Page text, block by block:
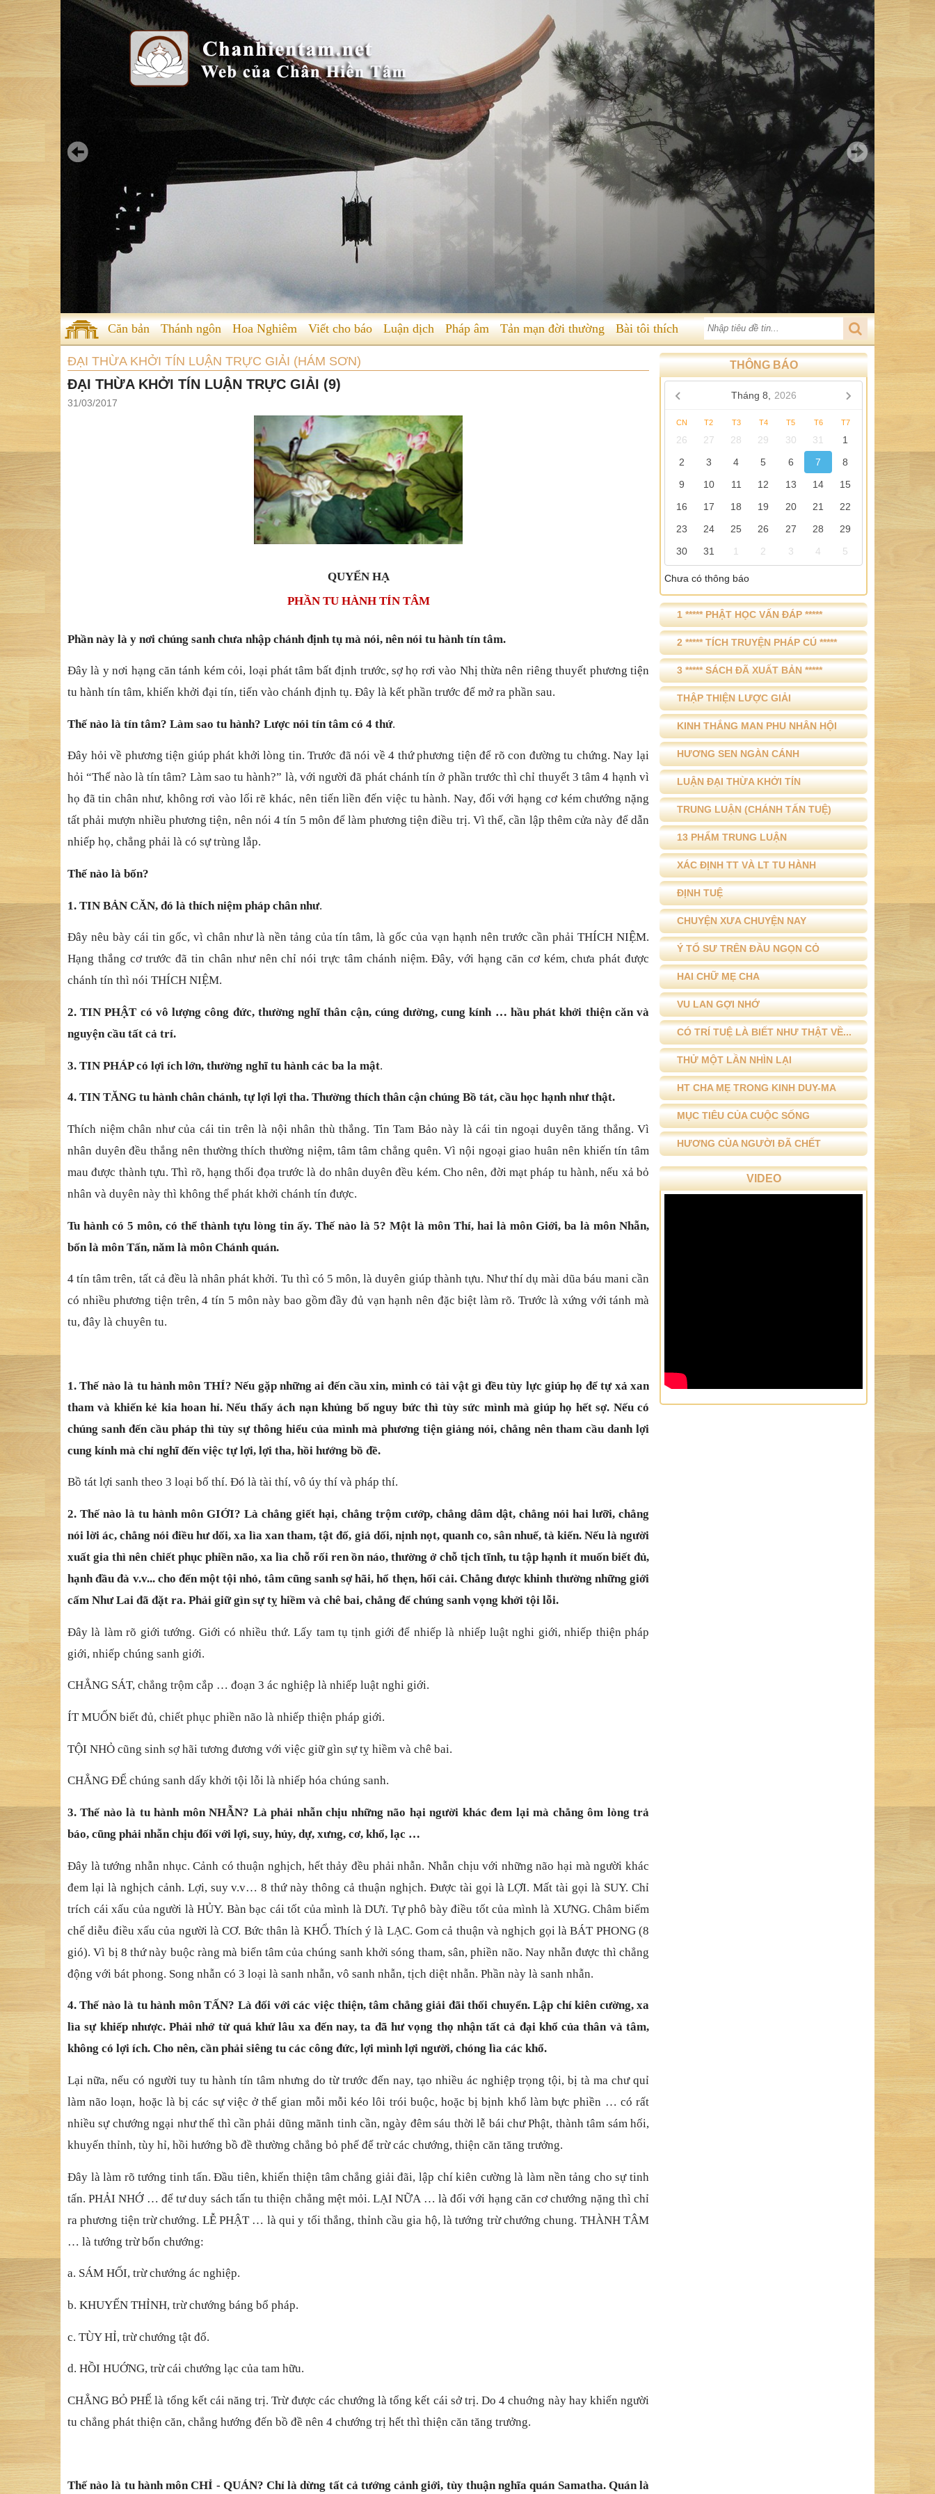
Căn bản Thánh ngôn Hoa Nghiêm Viết cho báo Luận dịch Pháp âm Tản mạn đời thường Bài tôi thích
ĐẠI THỪA KHỞI TÍN LUẬN TRỰC GIẢI (HÁM SƠN)
ĐẠI THỪA KHỞI TÍN LUẬN TRỰC GIẢI (9)
31/03/2017
QUYỂN HẠ
PHẦN TU HÀNH TÍN TÂM
Phần này là y nơi chúng sanh chưa nhập chánh định tụ mà nói, nên nói tu hành tín tâm.
Đây là y nơi hạng căn tánh kém cỏi, loại phát tâm bất định trước, sợ họ rơi vào Nhị thừa nên riêng thuyết phương tiện
tu hành tín tâm, khiến khởi đại tín, tiến vào chánh định tụ. Đây là kết phần trước để mở ra phần sau.
Thế nào là tín tâm? Làm sao tu hành? Lược nói tín tâm có 4 thứ.
Đây hỏi về phương tiện giúp phát khởi lòng tin. Trước đã nói về 4 thứ phương tiện để rõ con đường tu chứng. Nay lại
hỏi “Thế nào là tín tâm? Làm sao tu hành?” là, với người đã phát chánh tín ở phần trước thì chỉ thuyết 3 tâm 4 hạnh vì
họ đã tin chân như, không rơi vào lối rẽ khác, nên tiến liền đến việc tu hành. Nay, đối với hạng cơ kém chướng nặng
tất phải mượn nhiều phương tiện, nên nói 4 tín 5 môn để làm phương tiện điều trị. Vì thế, cần lập thêm cửa này để dẫn
nhiếp họ, chẳng phải là có sự trùng lắp.
Thế nào là bốn?
1. TIN BẢN CĂN, đó là thích niệm pháp chân như.
Đây nêu bày cái tin gốc, vì chân như là nền tảng của tín tâm, là gốc của vạn hạnh nên trước cần phải THÍCH NIỆM.
Hạng thắng cơ trước đã tin chân như nên chỉ nói trực tâm chánh niệm. Đây, với hạng căn cơ kém, chưa phát được
chánh tín thì nói THÍCH NIỆM.
2. TIN PHẬT có vô lượng công đức, thường nghĩ thân cận, cúng dường, cung kính … hầu phát khởi thiện căn và
nguyện cầu tất cả trí.
3. TIN PHÁP có lợi ích lớn, thường nghĩ tu hành các ba la mật.
4. TIN TĂNG tu hành chân chánh, tự lợi lợi tha. Thường thích thân cận chúng Bồ tát, cầu học hạnh như thật.
Thích niệm chân như của cái tin trên là nội nhân thù thắng. Tin Tam Bảo này là cái tin ngoại duyên tăng thắng. Vì
nhân duyên đều thắng nên thường thích thường niệm, tâm tâm chẳng quên. Vì nội ngoại giao huân nên khiến tín tâm
mau được thành tựu. Thì rõ, hạng thối đọa trước là do nhân duyên đều kém. Cho nên, đời mạt pháp tu hành, nếu xả bỏ
nhân và duyên này thì không thể phát khởi chánh tín được.
Tu hành có 5 môn, có thể thành tựu lòng tin ấy. Thế nào là 5? Một là môn Thí, hai là môn Giới, ba là môn Nhẫn,
bốn là môn Tấn, năm là môn Chánh quán.
4 tín tâm trên, tất cả đều là nhân phát khởi. Tu thì có 5 môn, là duyên giúp thành tựu. Như thí dụ mài dũa báu mani cần
có nhiều phương tiện trên, 4 tín 5 môn này bao gồm đầy đủ vạn hạnh nên đặc biệt làm rõ. Trước là xứng với tánh mà
tu, đây là chuyên tu.
1. Thế nào là tu hành môn THÍ? Nếu gặp những ai đến cầu xin, mình có tài vật gì đều tùy lực giúp họ để tự xả xan
tham và khiến kẻ kia hoan hỉ. Nếu thấy ách nạn khủng bố nguy bức thì tùy sức mình mà giúp họ hết sợ. Nếu có
chúng sanh đến cầu pháp thì tùy sự thông hiểu của mình mà phương tiện giảng nói, chẳng nên tham cầu danh lợi
cung kính mà chỉ nghĩ đến việc tự lợi, lợi tha, hồi hướng bồ đề.
Bồ tát lợi sanh theo 3 loại bố thí. Đó là tài thí, vô úy thí và pháp thí.
2. Thế nào là tu hành môn GIỚI? Là chẳng giết hại, chẳng trộm cướp, chẳng dâm dật, chẳng nói hai lưỡi, chẳng
nói lời ác, chẳng nói điều hư dối, xa lìa xan tham, tật đố, giả dối, nịnh nọt, quanh co, sân nhuế, tà kiến. Nếu là người
xuất gia thì nên chiết phục phiền não, xa lìa chỗ rối ren ồn náo, thường ở chỗ tịch tĩnh, tu tập hạnh ít muốn biết đủ,
hạnh đầu đà v.v... cho đến một tội nhỏ, tâm cũng sanh sợ hãi, hổ thẹn, hối cải. Chẳng được khinh thường những giới
cấm Như Lai đã đặt ra. Phải giữ gìn sự tỵ hiềm và chê bai, chẳng để chúng sanh vọng khởi tội lỗi.
Đây là làm rõ giới tướng. Giới có nhiều thứ. Lấy tam tụ tịnh giới để nhiếp là nhiếp luật nghi giới, nhiếp thiện pháp
giới, nhiếp chúng sanh giới.
CHẲNG SÁT, chẳng trộm cắp … đoạn 3 ác nghiệp là nhiếp luật nghi giới.
ÍT MUỐN biết đủ, chiết phục phiền não là nhiếp thiện pháp giới.
TỘI NHỎ cũng sinh sợ hãi tương đương với việc giữ gìn sự tỵ hiềm và chê bai.
CHẲNG ĐỂ chúng sanh dấy khởi tội lỗi là nhiếp hóa chúng sanh.
3. Thế nào là tu hành môn NHẪN? Là phải nhẫn chịu những não hại người khác đem lại mà chẳng ôm lòng trả
báo, cũng phải nhẫn chịu đối với lợi, suy, hủy, dự, xưng, cơ, khổ, lạc …
Đây là tướng nhẫn nhục. Cảnh có thuận nghịch, hết thảy đều phải nhẫn. Nhẫn chịu với những não hại mà người khác
đem lại là nghịch cảnh. Lợi, suy v.v… 8 thứ này thông cả thuận nghịch. Được tài gọi là LỢI. Mất tài gọi là SUY. Chỉ
trích cái xấu của người là HỦY. Bàn bạc cái tốt của mình là DƯï. Tự phô bày điều tốt của mình là XƯNG. Châm biếm
chế diễu điều xấu của người là CƠ. Bức thân là KHỔ. Thích ý là LẠC. Gom cả thuận và nghịch gọi là BÁT PHONG (8
gió). Vì bị 8 thứ này buộc ràng mà biển tâm của chúng sanh khởi sóng tham, sân, phiền não. Nay nhẫn được thì chẳng
động với bát phong. Song nhẫn có 3 loại là sanh nhẫn, vô sanh nhẫn, tịch diệt nhẫn. Phần này là sanh nhẫn.
4. Thế nào là tu hành môn TẤN? Là đối với các việc thiện, tâm chẳng giải đãi thối chuyển. Lập chí kiên cường, xa
lìa sự khiếp nhược. Phải nhớ từ quá khứ lâu xa đến nay, ta đã hư vọng thọ nhận tất cả đại khổ của thân và tâm,
không có lợi ích. Cho nên, cần phải siêng tu các công đức, lợi mình lợi người, chóng lìa các khổ.
Lại nữa, nếu có người tuy tu hành tín tâm nhưng do từ trước đến nay, tạo nhiều ác nghiệp trọng tội, bị tà ma chư quỉ
làm não loạn, hoặc là bị các sự việc ở thế gian mỗi mỗi kéo lôi trói buộc, hoặc bị bịnh khổ làm bực phiền … có rất
nhiều sự chướng ngại như thế thì cần phải dũng mãnh tinh cần, ngày đêm sáu thời lễ bái chư Phật, thành tâm sám hối,
khuyến thỉnh, tùy hỉ, hồi hướng bồ đề thường chẳng bỏ phế để trừ các chướng, thiện căn tăng trưởng.
Đây là làm rõ tướng tinh tấn. Đầu tiên, khiến thiện tâm chẳng giải đãi, lập chí kiên cường là làm nền tảng cho sự tinh
tấn. PHẢI NHỚ … để tư duy sách tấn tu thiện chẳng mệt mỏi. LẠI NỮA … là đối với hạng căn cơ chướng nặng thì chỉ
ra phương tiện trừ chướng. LỄ PHẬT … là qui y tối thắng, thỉnh cầu gia hộ, là tướng trừ chướng chung. THÀNH TÂM
… là tướng trừ bốn chướng:
a. SÁM HỐI, trừ chướng ác nghiệp.
b. KHUYẾN THỈNH, trừ chướng báng bổ pháp.
c. TÙY HỈ, trừ chướng tật đố.
d. HỒI HUỚNG, trừ cái chướng lạc của tam hữu.
CHẲNG BỎ PHẾ là tổng kết cái năng trị. Trừ được các chướng là tổng kết cái sở trị. Do 4 chuớng này hay khiến người
tu chẳng phát thiện căn, chẳng hướng đến bồ đề nên 4 chướng trị hết thì thiện căn tăng trưởng.
Thế nào là tu hành môn CHỈ - QUÁN? Chỉ là dừng tất cả tướng cảnh giới, tùy thuận nghĩa quán Samatha. Quán là
THÔNG BÁO
Tháng 8, 2026
CN T2 T3 T4 T5 T6 T7
26 27 28 29 30 31
1
2
3 4 5 6 7
8
9
10 11 12 13 14
15
16
17 18 19 20 21
22
23
24 25 26 27 28
29
30
31 1 2 3 4 5
Chưa có thông báo
1 ***** PHẬT HỌC VẤN ĐÁP *****
2 ***** TÍCH TRUYỆN PHÁP CÚ *****
3 ***** SÁCH ĐÃ XUẤT BẢN *****
THẬP THIỆN LƯỢC GIẢI
KINH THẮNG MAN PHU NHÂN HỘI
HƯƠNG SEN NGÀN CÁNH
LUẬN ĐẠI THỪA KHỞI TÍN
TRUNG LUẬN (CHÁNH TẤN TUỆ)
13 PHẨM TRUNG LUẬN
XÁC ĐỊNH TT VÀ LT TU HÀNH
ĐỊNH TUỆ
CHUYỆN XƯA CHUYỆN NAY
Ý TỔ SƯ TRÊN ĐẦU NGỌN CỎ
HAI CHỮ MẸ CHA
VU LAN GỢI NHỚ
CÓ TRÍ TUỆ LÀ BIẾT NHƯ THẬT VỀ...
THỬ MỘT LẦN NHÌN LẠI
HT CHA MẸ TRONG KINH DUY-MA
MỤC TIÊU CỦA CUỘC SỐNG
HƯƠNG CỦA NGƯỜI ĐÃ CHẾT
VIDEO